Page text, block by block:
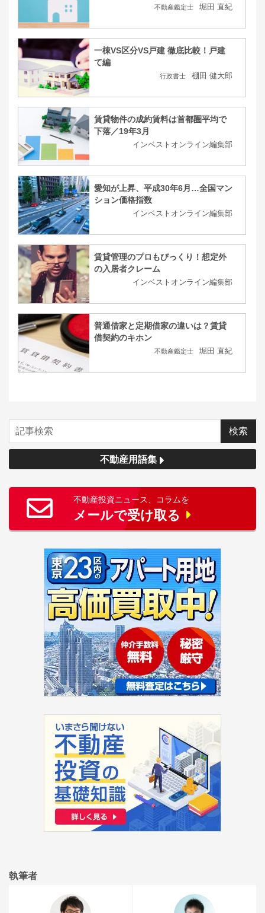
不動産鑑定士 堀田 直紀
一棟VS区分VS戸建 徹底比較！戸建
て編
行政書士 棚田 健大郎
賃貸物件の成約賃料は首都圏平均で
下落／19年3月
インベストオンライン編集部
愛知が上昇、平成30年6月…全国マン
ション価格指数
インベストオンライン編集部
賃貸管理のプロもびっくり！想定外
の入居者クレーム
インベストオンライン編集部
普通借家と定期借家の違いは？賃貸
借契約のキホン
不動産鑑定士 堀田 直紀
不動産用語集
不動産投資ニュース、コラムを
メールで受け取る
執筆者